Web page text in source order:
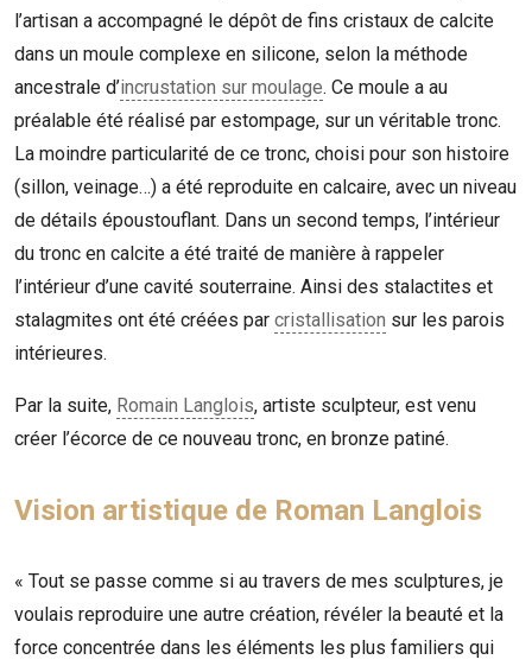
l’artisan a accompagné le dépôt de fins cristaux de calcite
dans un moule complexe en silicone, selon la méthode
ancestrale d’incrustation sur moulage. Ce moule a au
préalable été réalisé par estompage, sur un véritable tronc.
La moindre particularité de ce tronc, choisi pour son histoire
(sillon, veinage…) a été reproduite en calcaire, avec un niveau
de détails époustouflant. Dans un second temps, l’intérieur
du tronc en calcite a été traité de manière à rappeler
l’intérieur d’une cavité souterraine. Ainsi des stalactites et
stalagmites ont été créées par cristallisation sur les parois
intérieures.
Par la suite, Romain Langlois, artiste sculpteur, est venu
créer l’écorce de ce nouveau tronc, en bronze patiné.
Vision artistique de Roman Langlois
« Tout se passe comme si au travers de mes sculptures, je
voulais reproduire une autre création, révéler la beauté et la
force concentrée dans les éléments les plus familiers qui